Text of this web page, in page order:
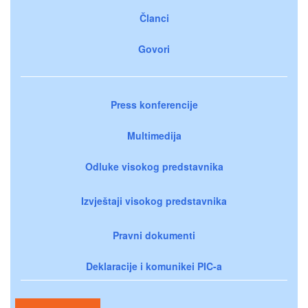
Članci
Govori
Press konferencije
Multimedija
Odluke visokog predstavnika
Izvještaji visokog predstavnika
Pravni dokumenti
Deklaracije i komunikei PIC-a